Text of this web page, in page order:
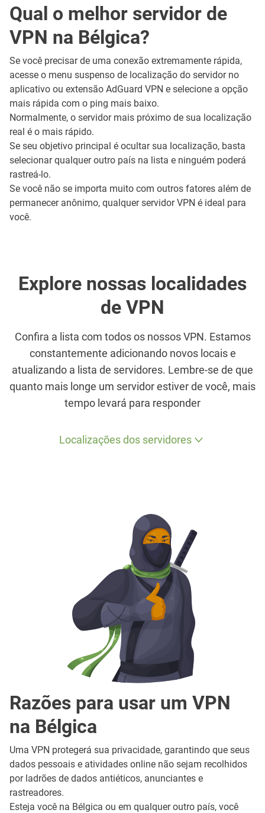
Qual o melhor servidor de
VPN na Bélgica?
Se você precisar de uma conexão extremamente rápida,
acesse o menu suspenso de localização do servidor no
aplicativo ou extensão AdGuard VPN e selecione a opção
mais rápida com o ping mais baixo.
Normalmente, o servidor mais próximo de sua localização
real é o mais rápido.
Se seu objetivo principal é ocultar sua localização, basta
selecionar qualquer outro país na lista e ninguém poderá
rastreá-lo.
Se você não se importa muito com outros fatores além de
permanecer anônimo, qualquer servidor VPN é ideal para
você.
Explore nossas localidades
de VPN
Confira a lista com todos os nossos VPN. Estamos
constantemente adicionando novos locais e
atualizando a lista de servidores. Lembre-se de que
quanto mais longe um servidor estiver de você, mais
tempo levará para responder
Localizações dos servidores
Razões para usar um VPN
na Bélgica
Uma VPN protegerá sua privacidade, garantindo que seus
dados pessoais e atividades online não sejam recolhidos
por ladrões de dados antiéticos, anunciantes e
rastreadores.
Esteja você na Bélgica ou em qualquer outro país, você